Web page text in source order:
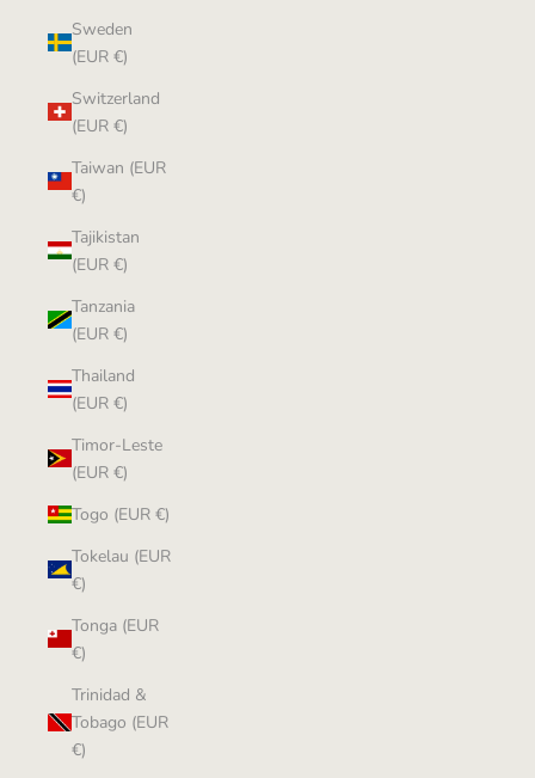
Sweden
(EUR €)
Switzerland
(EUR €)
Taiwan (EUR
€)
Tajikistan
(EUR €)
Tanzania
(EUR €)
Thailand
(EUR €)
Timor-Leste
(EUR €)
Togo (EUR €)
Tokelau (EUR
€)
Tonga (EUR
€)
Trinidad &
Tobago (EUR
€)